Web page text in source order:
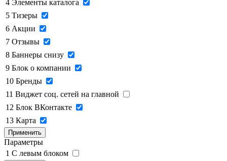
4 Элементы каталога
5 Тизеры
6 Акции
7 Отзывы
8 Баннеры снизу
9 Блок о компании
10 Бренды
11 Виджет соц. сетей на главной
12 Блок ВКонтакте
13 Карта
Применить
Параметры
1 C левым блоком